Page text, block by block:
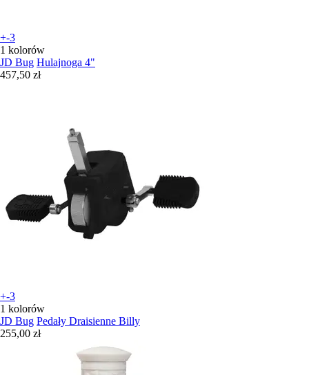
+-3
1 kolorów
JD Bug Hulajnoga 4"
457,50 zł
+-3
1 kolorów
JD Bug Pedały Draisienne Billy
255,00 zł